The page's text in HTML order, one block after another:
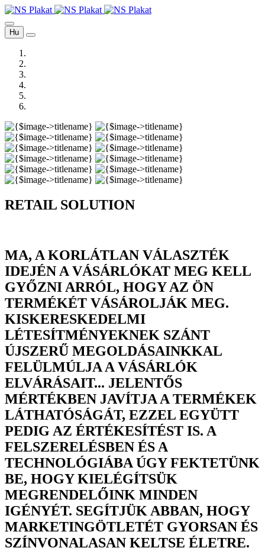
Hu
RETAIL SOLUTION
MA, A KORLÁTLAN VÁLASZTÉK
IDEJÉN A VÁSÁRLÓKAT MEG KELL
GYŐZNI ARRÓL, HOGY AZ ÖN
TERMÉKÉT VÁSÁROLJÁK MEG.
KISKERESKEDELMI
LÉTESÍTMÉNYEKNEK SZÁNT
ÚJSZERŰ MEGOLDÁSAINKKAL
FELÜLMÚLJA A VÁSÁRLÓK
ELVÁRÁSAIT... JELENTŐS
MÉRTÉKBEN JAVÍTJA A TERMÉKEK
LÁTHATÓSÁGÁT, EZZEL EGYÜTT
PEDIG AZ ÉRTÉKESÍTÉST IS. A
FELSZERELÉSBEN ÉS A
TECHNOLÓGIÁBA ÚGY FEKTETÜNK
BE, HOGY KIELÉGÍTSÜK
MEGRENDELŐINK MINDEN
IGÉNYÉT. SEGÍTJÜK ABBAN, HOGY
MARKETINGÖTLETÉT GYORSAN ÉS
SZÍNVONALASAN KELTSE ÉLETRE.